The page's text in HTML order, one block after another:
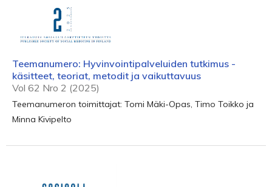
Teemanumero: Hyvinvointipalveluiden tutkimus -
käsitteet, teoriat, metodit ja vaikuttavuus
Vol 62 Nro 2 (2025)
Teemanumeron toimittajat: Tomi Mäki-Opas, Timo Toikko ja
Minna Kivipelto